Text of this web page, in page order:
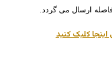
ارسال می گردد.
کلیک کنید